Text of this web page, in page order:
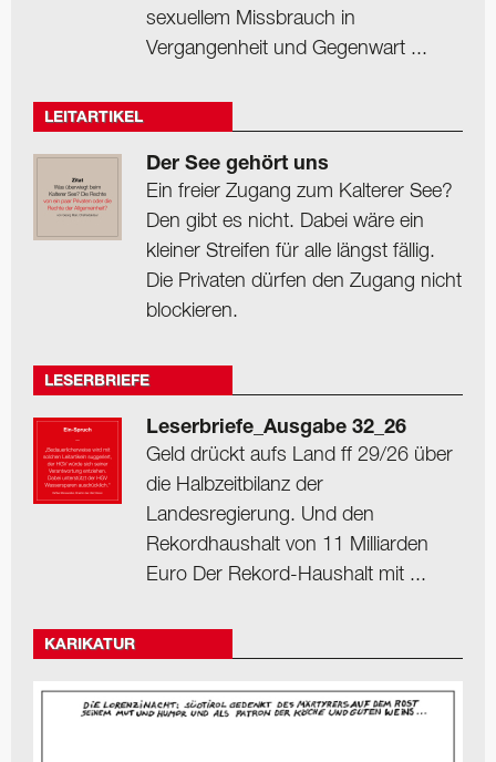
sexuellem Missbrauch in
Vergangenheit und Gegenwart ...
LEITARTIKEL
Der See gehört uns
Ein freier Zugang zum Kalterer See?
Den gibt es nicht. Dabei wäre ein
kleiner Streifen für alle längst fällig.
Die Privaten dürfen den Zugang nicht
blockieren.
LESERBRIEFE
Leserbriefe_Ausgabe 32_26
Geld drückt aufs Land ff 29/26 über
die Halbzeitbilanz der
Landesregierung. Und den
Rekordhaushalt von 11 Milliarden
Euro Der Rekord-Haushalt mit ...
KARIKATUR